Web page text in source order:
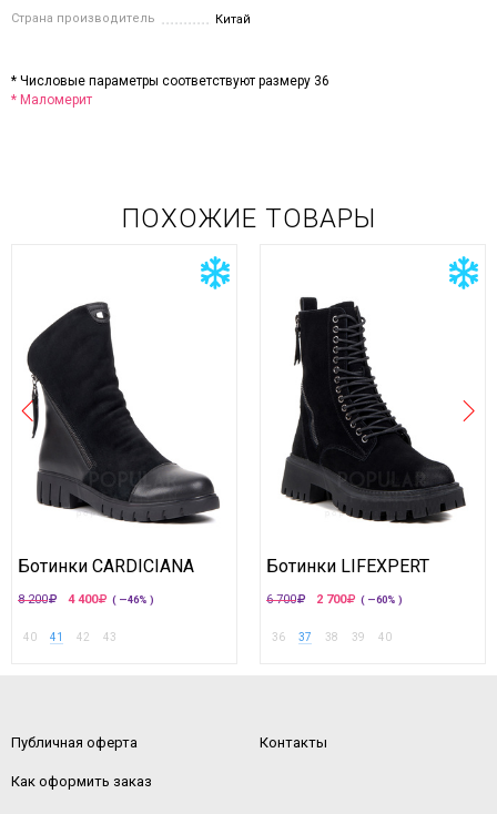
Страна производитель Китай
* Числовые параметры соответствуют размеру 36
* Маломерит
ПОХОЖИЕ ТОВАРЫ
Ботинки CARDICIANA
8 200 4 400 ( —46% )
40 41 42 43
Ботинки LIFEXPERT
6 700 2 700 ( —60% )
36 37 38 39 40
Публичная оферта
Как оформить заказ
Контакты